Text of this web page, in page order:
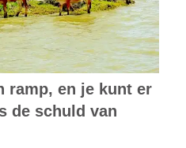
ramp, en je kunt er
de schuld van